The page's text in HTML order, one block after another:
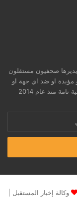
صحفيون مستقلون
مؤيدة او ضد اي جهة او
منذ عام 2014
وكالة إخبار المستقبل